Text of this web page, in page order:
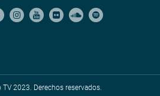
TV 2023. Derechos reservados.